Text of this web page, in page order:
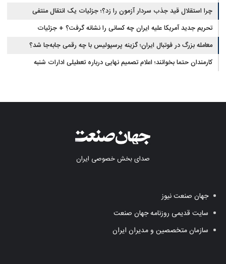
چرا استقلال قید جذب سردار آزمون را زد؟؛ جزئیات یک انتقال منتفی
تحریم جدید آمریکا علیه ایران چه کسانی را نشانه گرفت؟ + جزئیات
معامله بزرگ در فوتبال ایران؛ گزینه پرسپولیس با چه رقمی جابه‌جا شد؟
کارمندان حتما بخوانند؛ اعلام تصمیم نهایی درباره تعطیلی ادارات شنبه
صدای بخش خصوصی ایران
جهان صنعت نیوز
سایت قدیمی روزنامه جهان صنعت
سازمان متخصصین و مدیران ایران